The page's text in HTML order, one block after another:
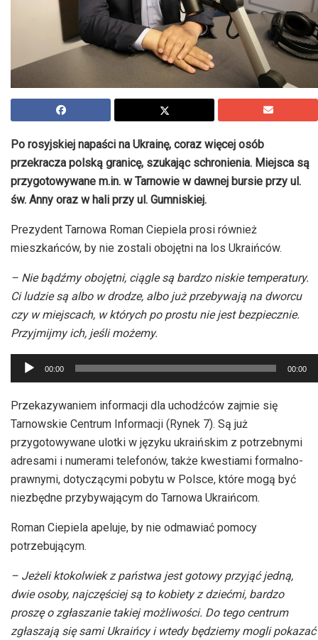
Po rosyjskiej napaści na Ukrainę, coraz więcej osób
przekracza polską granicę, szukając schronienia. Miejsca są
przygotowywane m.in. w Tarnowie w dawnej bursie przy ul.
św. Anny oraz w hali przy ul. Gumniskiej.
Prezydent Tarnowa Roman Ciepiela prosi również
mieszkańców, by nie zostali obojętni na los Ukraińców.
– Nie bądźmy obojętni, ciągle są bardzo niskie temperatury.
Ci ludzie są albo w drodze, albo już przebywają na dworcu
czy w miejscach, w których po prostu nie jest bezpiecznie.
Przyjmijmy ich, jeśli możemy.
Odtwarzacz
plików
dźwiękowych
00:00 00:00
Przekazywaniem informacji dla uchodźców zajmie się
Tarnowskie Centrum Informacji (Rynek 7). Są już
przygotowywane ulotki w języku ukraińskim z potrzebnymi
adresami i numerami telefonów, także kwestiami formalno-
prawnymi, dotyczącymi pobytu w Polsce, które mogą być
niezbędne przybywającym do Tarnowa Ukraińcom.
Roman Ciepiela apeluje, by nie odmawiać pomocy
potrzebującym.
– Jeżeli ktokolwiek z państwa jest gotowy przyjąć jedną,
dwie osoby, najczęściej są to kobiety z dziećmi, bardzo
proszę o zgłaszanie takiej możliwości. Do tego centrum
zgłaszają się sami Ukraińcy i wtedy będziemy mogli pokazać